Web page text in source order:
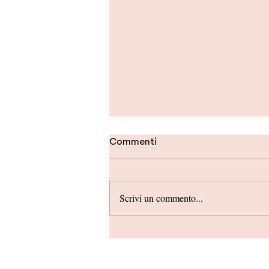
Battiti che ci uniscono
Commenti
Scrivi un commento...